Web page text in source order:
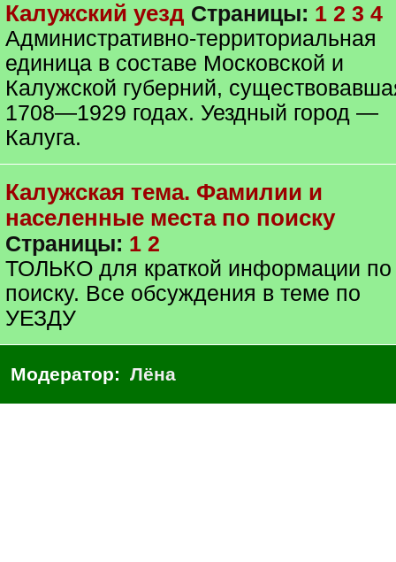
Калужский уезд Страницы: 1 2 3 4
Административно-территориальная
единица в составе Московской и
Калужской губерний,
1708—1929 годах. Уездный город —
Калуга.
Калужская тема. Фамилии и
населенные места по поиску
Страницы: 1 2
ТОЛЬКО для краткой информации по
поиску. Все обсуждения в теме по
УЕЗДУ
Модератор: Лёна